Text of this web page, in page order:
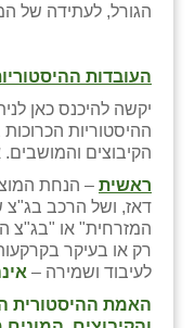
הגורל, לעתידה של
העובדות
יקשה להיכנס כאן
ההיסטוריות
הקיבוצים
ראשית – הנחת
דאז, ושל הרכב
המזרחית" או "בג"צ
רק או בעיקר
לעיבוד ושמירה –
האמת ההיסטורית
ורד יריחו
זוהר
הדר עם
חבצלת השרון
חמרה
חרב לאת
יבול (מורג)